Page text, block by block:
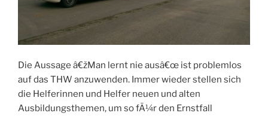
Die Aussage â€žMan lernt nie ausâ€œ ist problemlos
auf das THW anzuwenden. Immer wieder stellen sich
die Helferinnen und Helfer neuen und alten
Ausbildungsthemen, um so fÃ¼r den Ernstfall